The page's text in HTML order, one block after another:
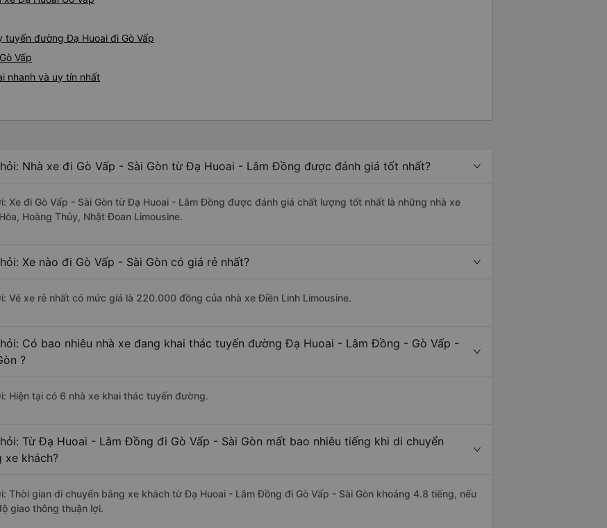
đường Đạ Huoai đi Gò Vấp
Vấp
nhanh và uy tín nhất
Nhà xe đi Gò Vấp - Sài Gòn từ Đạ Huoai - Lâm Đồng được đánh giá tốt nhất?
Xe đi Gò Vấp - Sài Gòn từ Đạ Huoai - Lâm Đồng được đánh giá chất lượng tốt nhất là những nhà xe
Hoàng Thủy, Nhật Đoan Limousine.
Xe nào đi Gò Vấp - Sài Gòn có giá rẻ nhất?
Vé xe rẻ nhất có mức giá là 220.000 đồng của nhà xe Điền Linh Limousine.
Có bao nhiêu nhà xe đang khai thác tuyến đường Đạ Huoai - Lâm Đồng - Gò Vấp -
?
Hiện tại có 6 nhà xe khai thác tuyến đường.
Từ Đạ Huoai - Lâm Đồng đi Gò Vấp - Sài Gòn mất bao nhiêu tiếng khi di chuyển
xe khách?
Thời gian di chuyển bằng xe khách từ Đạ Huoai - Lâm Đồng đi Gò Vấp - Sài Gòn khoảng 4.8 tiếng, nếu
giao thông thuận lợi.